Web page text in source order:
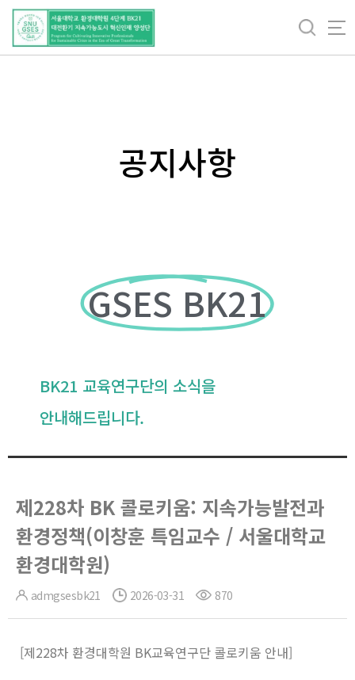
공지사항
GSES BK21
BK21 교육연구단의 소식을
안내해드립니다.
제228차 BK 콜로키움: 지속가능발전과
환경정책(이창훈 특임교수 / 서울대학교
환경대학원)
admgsesbk21 2026-03-31 870
[제228차 환경대학원 BK교육연구단 콜로키움 안내]